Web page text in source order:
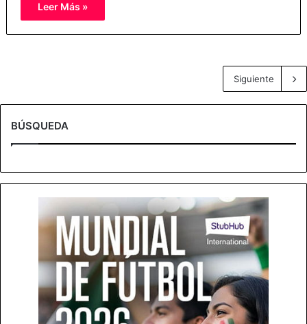
Leer Más »
Siguiente
BÚSQUEDA